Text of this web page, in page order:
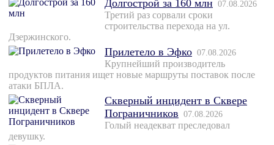
Долгострой за 160 млн 07.08.2026
Третий раз сорвали сроки
строительства перехода на ул.
Дзержинского.
Прилетело в Эфко 07.08.2026
Крупнейший производитель
продуктов питания ищет новые маршруты поставок после
атаки БПЛА.
Скверный инцидент в Сквере
Пограничников 07.08.2026
Голый неадекват преследовал
девушку.